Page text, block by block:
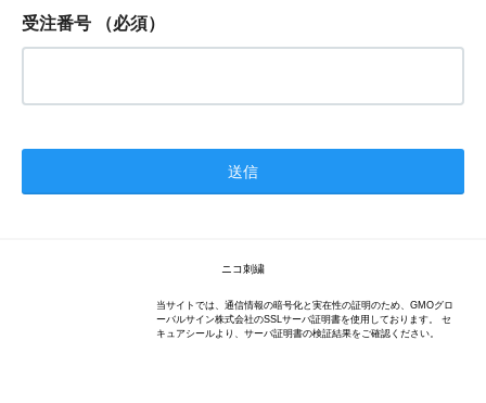
受注番号 （必須）
ニコ刺繍
当サイトでは、通信情報の暗号化と実在性の証明のため、GMOグロ
ーバルサイン株式会社のSSLサーバ証明書を使用しております。 セ
キュアシールより、サーバ証明書の検証結果をご確認ください。